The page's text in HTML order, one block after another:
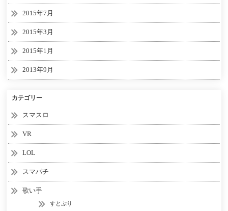
2015年7月
2015年3月
2015年1月
2013年9月
カテゴリー
スマスロ
VR
LOL
スマパチ
歌い手
すとぷり